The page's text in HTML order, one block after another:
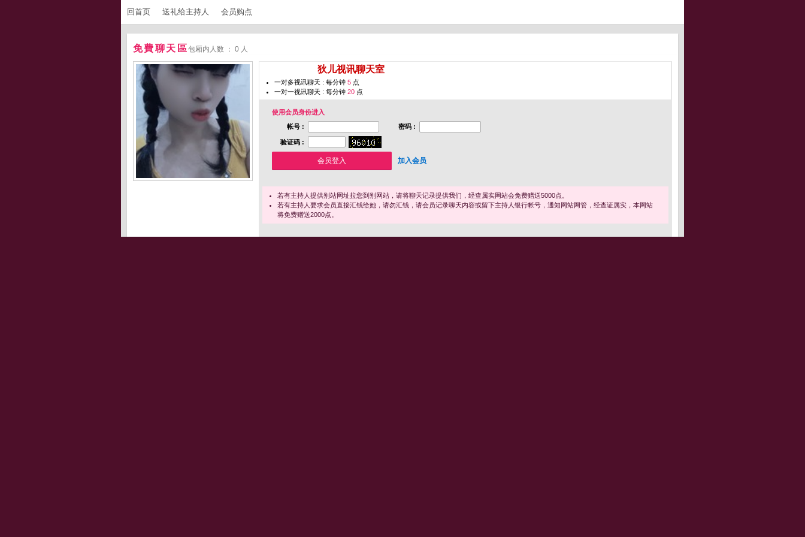
回首页 送礼给主持人 会员购点
免費聊天區包厢内人数 ： 0 人
狄儿视讯聊天室
一对多视讯聊天 : 每分钟 5 点
一对一视讯聊天 : 每分钟 20 点
使用会员身份进入
帐号 :
密码 :
验证码 :
加入会员
若有主持人提供别站网址拉您到别网站，请将聊天记录提供我们，经查属实网站会免费赠送5000点。
若有主持人要求会员直接汇钱给她，请勿汇钱，请会员记录聊天内容或留下主持人银行帐号，通知网站网管，经查证属实，本网站
将免费赠送2000点。